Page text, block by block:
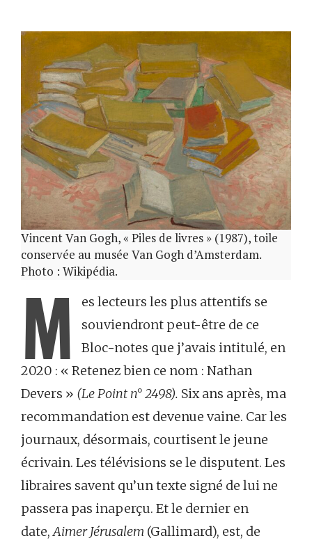
Vincent Van Gogh, « Piles de livres » (1987), toile
conservée au musée Van Gogh d’Amsterdam.
Photo : Wikipédia.
M
es lecteurs les plus attentifs se
souviendront peut-être de ce
Bloc-notes que j’avais intitulé, en
2020 : « Retenez bien ce nom : Nathan
Devers » (Le Point n° 2498). Six ans après, ma
recommandation est devenue vaine. Car les
journaux, désormais, courtisent le jeune
écrivain. Les télévisions se le disputent. Les
libraires savent qu’un texte signé de lui ne
passera pas inaperçu. Et le dernier en
date,Aimer Jérusalem (Gallimard), est, de